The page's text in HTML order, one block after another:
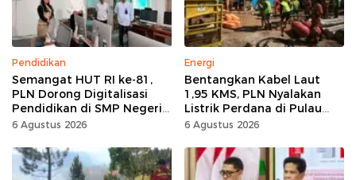
Pendidikan
Semangat HUT RI ke-81,
PLN Dorong Digitalisasi
Pendidikan di SMP Negeri
1 Palu Lewat Program TJSL
6 Agustus 2026
Energi
Bentangkan Kabel Laut
1,95 KMS, PLN Nyalakan
Listrik Perdana di Pulau
Dudepo, Desa Berlistrik di
6 Agustus 2026